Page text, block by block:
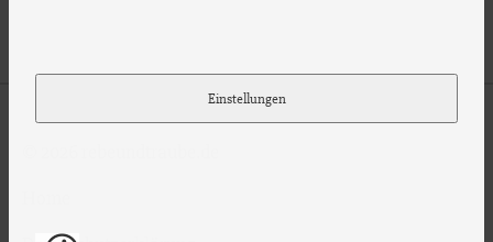
Einstellungen